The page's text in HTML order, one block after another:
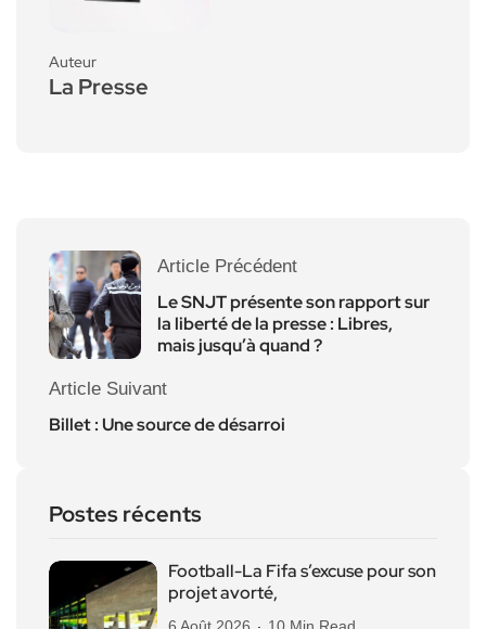
Auteur
La Presse
Article Précédent
Le SNJT présente son rapport sur
la liberté de la presse : Libres,
mais jusqu’à quand ?
Article Suivant
Billet : Une source de désarroi
Postes récents
Football-La Fifa s’excuse pour son
projet avorté,